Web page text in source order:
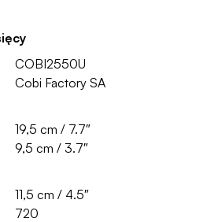
COBI2550U
Cobi Factory SA
19,5 cm / 7.7″
9,5 cm / 3.7″
11,5 cm / 4.5″
720